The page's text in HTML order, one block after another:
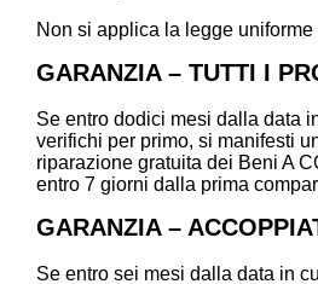
Non si applica la legge
GARANZIA – TUTTI I
Se entro dodici mesi dalla data
verifichi per primo, si manifesti
riparazione gratuita dei Beni A
entro 7 giorni dalla prima
GARANZIA –
Se entro sei mesi dalla data in